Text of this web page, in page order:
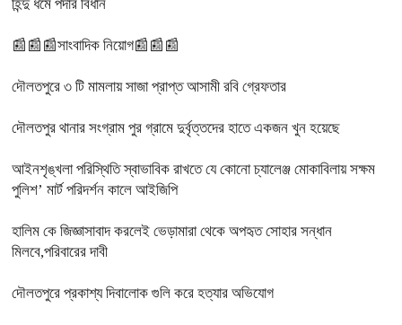
হিন্দু ধর্মে পর্দার বিধান
📰📰📰সাংবাদিক নিয়োগ📰📰📰
দৌলতপুরে ৩ টি মামলায় সাজা প্রাপ্ত আসামী রবি গ্রেফতার
দৌলতপুর থানার সংগ্রাম পুর গ্রামে দুর্বৃত্তদের হাতে একজন খুন হয়েছে
আইনশৃঙ্খলা পরিস্থিতি স্বাভাবিক রাখতে যে কোনো চ্যালেঞ্জ মোকাবিলায় সক্ষম
পুলিশ’ মার্ট পরিদর্শন কালে আইজিপি
হালিম কে জিজ্ঞাসাবাদ করলেই ভেড়ামারা থেকে অপহৃত সোহার সন্ধান
মিলবে,পরিবারের দাবী
দৌলতপুরে প্রকাশ্য দিবালোক গুলি করে হত্যার অভিযোগ